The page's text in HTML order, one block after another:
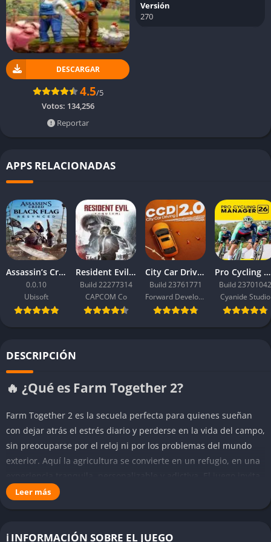
DESCARGAR
4.5/5
Votos: 134,256
Reportar
Versión
270
APPS RELACIONADAS
Assassin’s Creed Black Flag Resynced
0.0.10
Ubisoft
Resident Evil Requiem
Build 22277314
CAPCOM Co
City Car Driving 2.0
Build 23761771
Forward Development
Pro Cycling Manager 26
Build 23701042
Cyanide Studio
DESCRIPCIÓN
🔥 ¿Qué es Farm Together 2?
Farm Together 2 es la secuela perfecta para quienes sueñan
con dejar atrás el estrés diario y perderse en la vida del campo,
sin preocuparse por el reloj ni por los problemas del mundo
exterior. Aquí la agricultura se convierte en un refugio, en una
tanto a jugar solo como a compartir la granja con amigos,
de ver tu propio terreno florecer poco a poco.
Leer más
ℹ️ INFORMACIÓN SOBRE EL JUEGO